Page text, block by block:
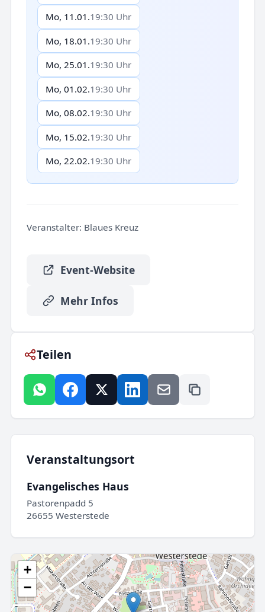
Mo, 11.01.19:30 Uhr
Mo, 18.01.19:30 Uhr
Mo, 25.01.19:30 Uhr
Mo, 01.02.19:30 Uhr
Mo, 08.02.19:30 Uhr
Mo, 15.02.19:30 Uhr
Mo, 22.02.19:30 Uhr
Veranstalter: Blaues Kreuz
Event-Website
Mehr Infos
Teilen
Veranstaltungsort
Evangelisches Haus
Pastorenpadd 5
26655 Westerstede
+
−